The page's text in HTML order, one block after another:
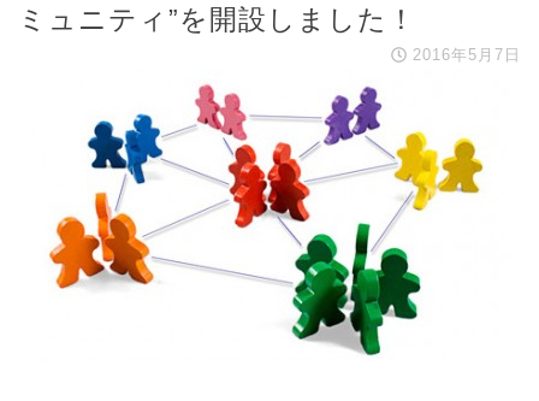
ミュニティ”を開設しました！
2016年5月7日